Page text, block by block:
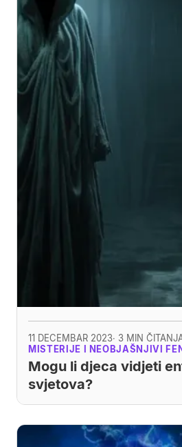
11 DECEMBAR 2023· 3 MIN
MISTERIJE I NEOBJAŠNJIVI
Mogu li djeca vidjeti
svjetova?